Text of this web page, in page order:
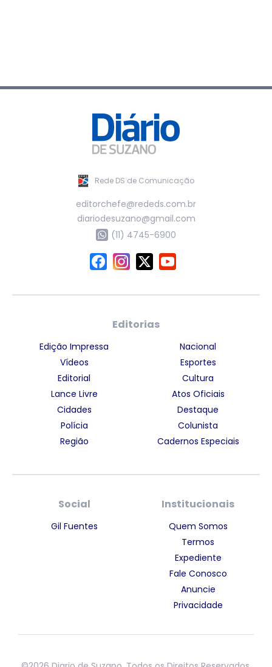
Rede DS de Comunicação
editorchefe@rededs.com.br
diariodesuzano@gmail.com
(11) 4745-6900
Editorias
Edição Impressa
Vídeos
Editorial
Lance Livre
Cidades
Polícia
Região
Nacional
Esportes
Cultura
Atos Oficiais
Destaque
Colunista
Cadernos Especiais
Social
Gil Fuentes
Institucionais
Quem Somos
Termos
Expediente
Fale Conosco
Anuncie
Privacidade